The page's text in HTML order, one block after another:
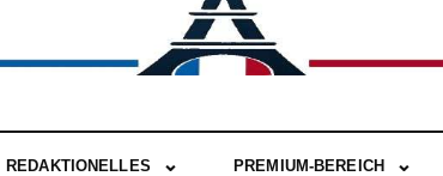
REDAKTIONELLES PREMIUM-BEREICH